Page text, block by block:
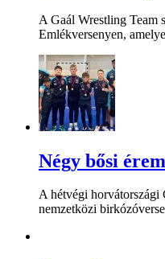
A Gaál Wrestling Team
Emlékversenyen,
Négy bősi
A hétvégi horvátországi
nemzetközi